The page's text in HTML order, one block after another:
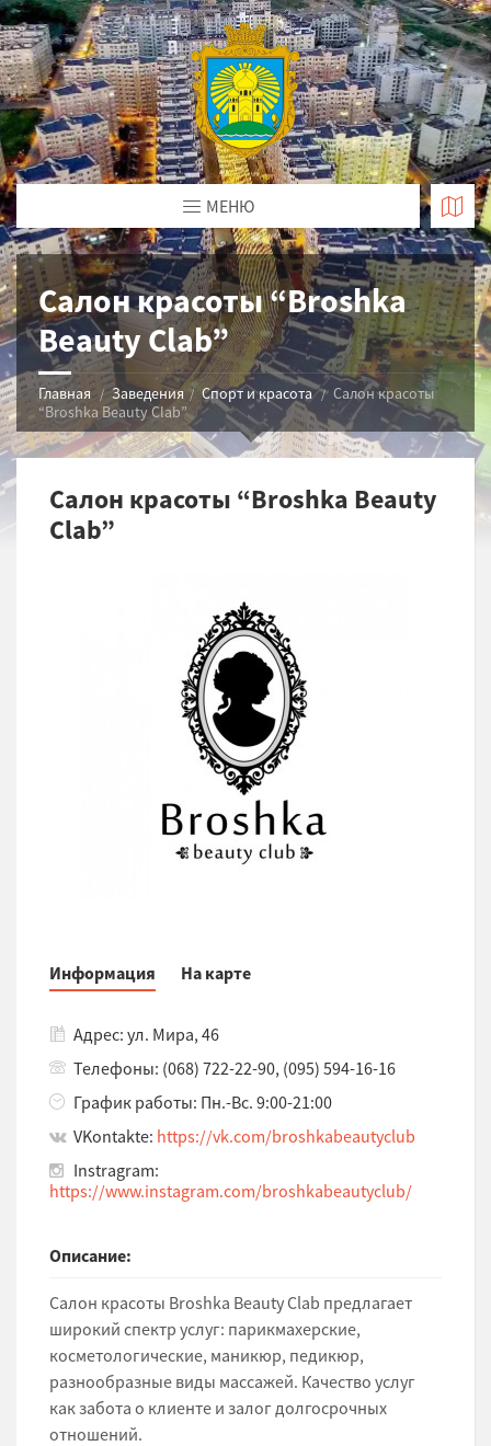
МЕНЮ
Салон красоты “Broshka
Beauty Clab”
Главная Заведения Спорт и красота
Салон красоты
“Broshka Beauty Clab”
Салон красоты “Broshka Beauty
Clab”
Информация На карте
Адрес: ул. Мира, 46
Телефоны: (068) 722-22-90, (095) 594-16-16
График работы: Пн.-Вс. 9:00-21:00
VKontakte: https://vk.com/broshkabeautyclub
Instragram:
https://www.instagram.com/broshkabeautyclub/
Описание:
Салон красоты Broshka Beauty Clab предлагает
широкий спектр услуг: парикмахерские,
косметологические, маникюр, педикюр,
разнообразные виды массажей. Качество услуг
как забота о клиенте и залог долгосрочных
отношений.